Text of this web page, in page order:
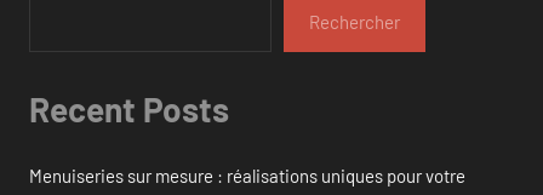
Rechercher
Recent Posts
Menuiseries sur mesure : réalisations uniques pour votre